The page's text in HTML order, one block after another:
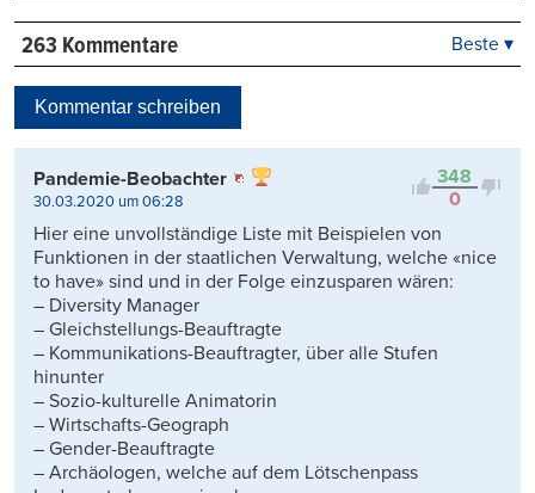
263 Kommentare
Kontrovers
Beste ▾
Kommentar schreiben
348
0
Pandemie-Beobachter
30.03.2020 um 06:28
Hier eine unvollständige Liste mit Beispielen von
Funktionen in der staatlichen Verwaltung, welche «nice
to have» sind und in der Folge einzusparen wären:
– Diversity Manager
– Gleichstellungs-Beauftragte
– Kommunikations-Beauftragter, über alle Stufen
hinunter
– Sozio-kulturelle Animatorin
– Wirtschafts-Geograph
– Gender-Beauftragte
– Archäologen, welche auf dem Lötschenpass